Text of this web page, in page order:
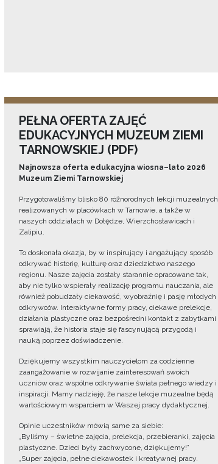
PEŁNA OFERTA ZAJĘĆ
EDUKACYJNYCH MUZEUM ZIEMI
TARNOWSKIEJ (PDF)
Najnowsza oferta edukacyjna wiosna–lato 2026
Muzeum Ziemi Tarnowskiej
Przygotowaliśmy blisko 80 różnorodnych lekcji muzealnych
realizowanych w placówkach w Tarnowie, a także w
naszych oddziałach w Dołędze, Wierzchosławicach i
Zalipiu.
To doskonała okazja, by w inspirujący i angażujący sposób
odkrywać historię, kulturę oraz dziedzictwo naszego
regionu. Nasze zajęcia zostały starannie opracowane tak,
aby nie tylko wspierały realizację programu nauczania, ale
również pobudzały ciekawość, wyobraźnię i pasję młodych
odkrywców. Interaktywne formy pracy, ciekawe prelekcje,
działania plastyczne oraz bezpośredni kontakt z zabytkami
sprawiają, że historia staje się fascynującą przygodą i
nauką poprzez doświadczenie.
Dziękujemy wszystkim nauczycielom za codzienne
zaangażowanie w rozwijanie zainteresowań swoich
uczniów oraz wspólne odkrywanie świata pełnego wiedzy i
inspiracji. Mamy nadzieję, że nasze lekcje muzealne będą
wartościowym wsparciem w Waszej pracy dydaktycznej.
Opinie uczestników mówią same za siebie:
„Byliśmy – świetne zajęcia, prelekcja, przebieranki, zajęcia
plastyczne. Dzieci były zachwycone, dziękujemy!”
„Super zajęcia, pełne ciekawostek i kreatywnej pracy.